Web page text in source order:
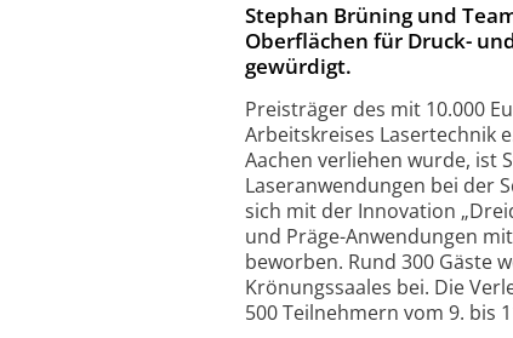
Stephan Brüning und
Oberflächen für Druck-
gewürdigt.
Preisträger des mit 10.000
Arbeitskreises Lasertechnik
Aachen verliehen wurde, ist
Laseranwendungen bei der
sich mit der Innovation
und Präge-Anwendungen
beworben. Rund 300 Gäste
Krönungssaales bei. Die
500 Teilnehmern vom 9. bis